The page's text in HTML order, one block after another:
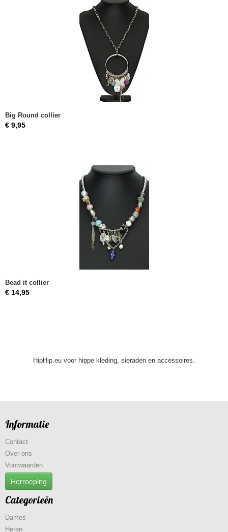
Big Round collier
€ 9,95
Bead it collier
€ 14,95
HipHip.eu voor hippe kleding, sieraden en accessoires.
Informatie
Contact
Over ons
Voorwaarden
Herroeping
Categorieën
Dames
Heren